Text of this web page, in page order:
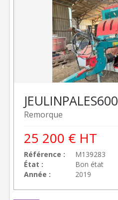
Remorque
JEULINPALES600
Référence
M139283
État
Bon état
Année
2019
25 200 € HT